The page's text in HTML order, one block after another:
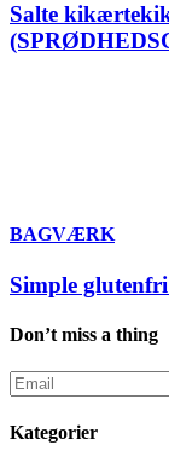
Salte
BAGVÆRK
Simple
Don’t miss a thing
Kategorier